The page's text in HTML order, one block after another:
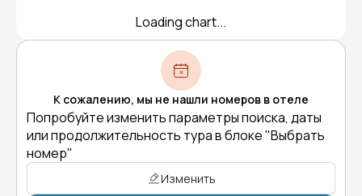
Loading chart...
К сожалению, мы не нашли номеров в отеле
Попробуйте изменить параметры поиска, даты
или продолжительность тура в блоке "Выбрать
номер"
Изменить